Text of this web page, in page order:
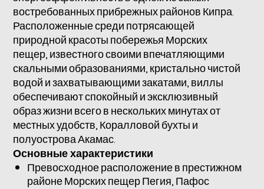
востребованных прибрежных районов Кипра.
Расположенные среди потрясающей
природной красоты побережья Морских
пещер, известного своими впечатляющими
скальными образованиями, кристально чистой
водой и захватывающими закатами, виллы
обеспечивают спокойный и эксклюзивный
образ жизни всего в нескольких минутах от
местных удобств, Коралловой бухты и
полуострова Акамас.
Основные характеристики
Превосходное расположение в престижном
районе Морских пещер Пегия, Пафос